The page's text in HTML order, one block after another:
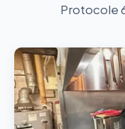
Protocole